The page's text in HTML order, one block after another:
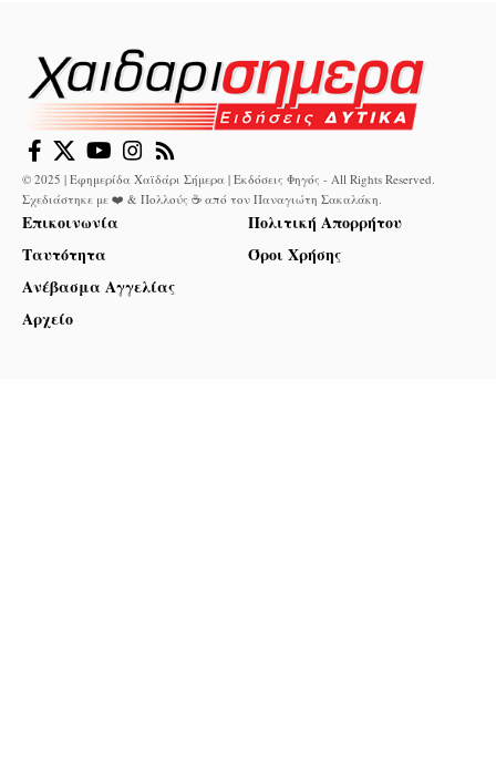
© 2025 | Εφημερίδα Χαϊδάρι Σήμερα | Εκδόσεις Φηγός - All Rights Reserved.
Σχεδιάστηκε με ❤️ & Πολλούς ☕ από τον Παναγιώτη Σακαλάκη
Επικοινωνία
Ταυτότητα
Ανέβασμα Αγγελίας
Αρχείο
Πολιτική Απορρήτου
Όροι Χρήσης